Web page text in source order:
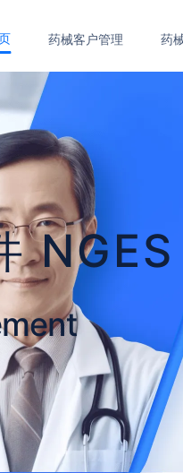
药械客户管理 药
NGES